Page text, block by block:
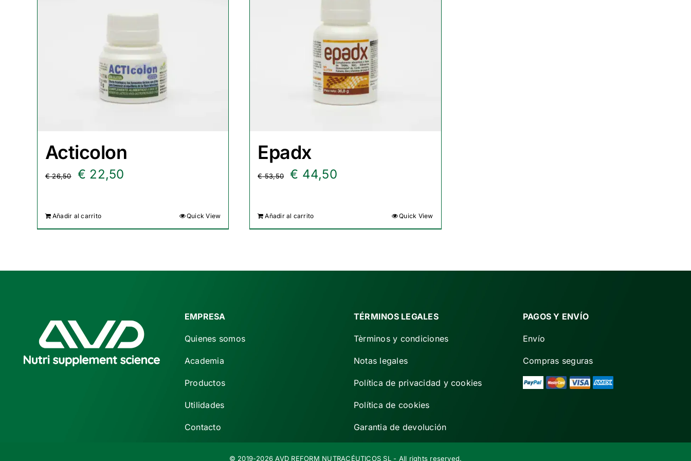
Acticolon
€26,50
El
original
€ 22,50
Añadir al carrito Quick View
Epadx
€53,50
El
original
€ 44,50El
Añadir al carrito Quick View
EMPRESA
Quienes somos
Academia
Productos
Utilidades
Contacto
TÉRMINOS LEGALES
Tèrminos y condiciones
Notas legales
Política de privacidad y cookies
Política de cookies
Garantia de devolución
PAGOS Y ENVÍO
Envío
Compras seguras
© 2019-2026 AVD REFORM NUTRACÉUTICOS SL - All rights reserved.